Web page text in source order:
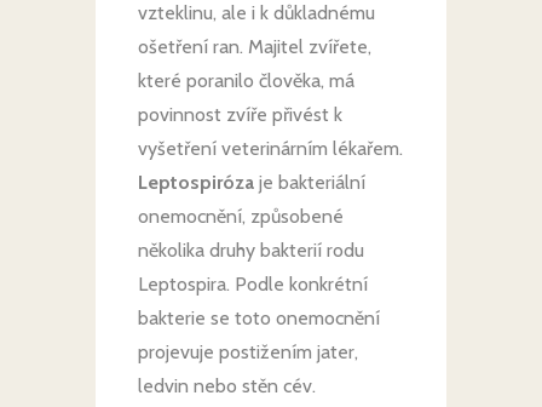
vzteklinu, ale i k důkladnému
ošetření ran. Majitel zvířete,
které poranilo člověka, má
povinnost zvíře přivést k
vyšetření veterinárním lékařem.
Leptospiróza je bakteriální
onemocnění, způsobené
několika druhy bakterií rodu
Leptospira. Podle konkrétní
bakterie se toto onemocnění
projevuje postižením jater,
ledvin nebo stěn cév.